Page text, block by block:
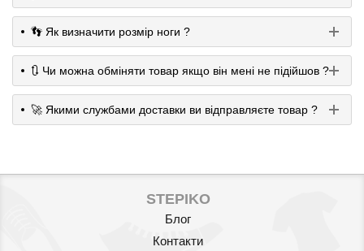
👣 Як визначити розмір ноги ?
🔃 Чи можна обміняти товар якщо він мені не підійшов ?
🚀 Якими службами доставки ви відправляєте товар ?
STEPIKO
Блог
Контакти